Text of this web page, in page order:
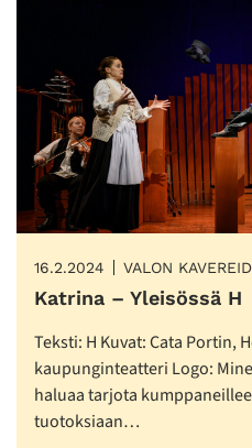
16.2.2024 VALON
Katrina – Yleisössä H
Teksti: H Kuvat: Cata Portin,
kaupunginteatteri Logo:
haluaa tarjota
tuotoksiaan…